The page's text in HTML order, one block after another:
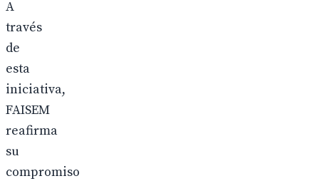
A
través
de
esta
iniciativa,
FAISEM
reafirma
su
compromiso